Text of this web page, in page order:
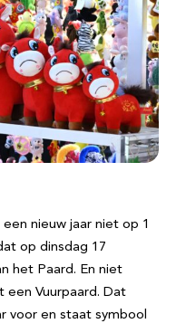
nieuw jaar niet op 1
op dinsdag 17
het Paard. En niet
een Vuurpaard. Dat
voor en staat symbool